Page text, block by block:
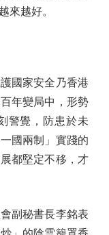
來越好。
國家安全乃香港
年變局中，形勢
警覺，防患於未
國兩制」實踐的
都堅定不移，才
副秘書長李銘表